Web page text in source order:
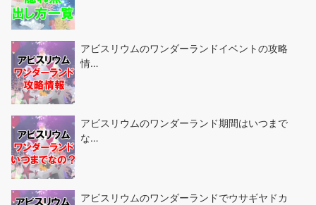
アビスリウムのワンダーランドイベントの攻略
情…
アビスリウムのワンダーランド期間はいつまで
な…
アビスリウムのワンダーランドでウサギヤドカ